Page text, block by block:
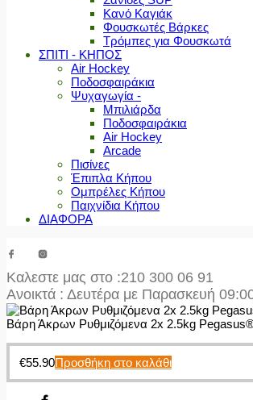
Κανό Καγιάκ
Φουσκωτές Βάρκες
Τρόμπες για Φουσκωτά
ΣΠΙΤΙ - ΚΗΠΟΣ
Air Hockey
Ποδοσφαιράκια
Ψυχαγωγία -
Μπιλιάρδα
Ποδοσφαιράκια
Air Hockey
Arcade
Πισίνες
Έπιπλα Κήπου
Ομπρέλες Κήπου
Παιχνίδια Κήπου
ΔΙΑΦΟΡΑ
Καλεστε μας στο :210 300 06 91
Ανοικτά : Δευτέρα με Παρασκευή
Βάρη Άκρων Ρυθμιζόμενα 2x 2.5kg
€55.90Προσθήκη στο καλάθι